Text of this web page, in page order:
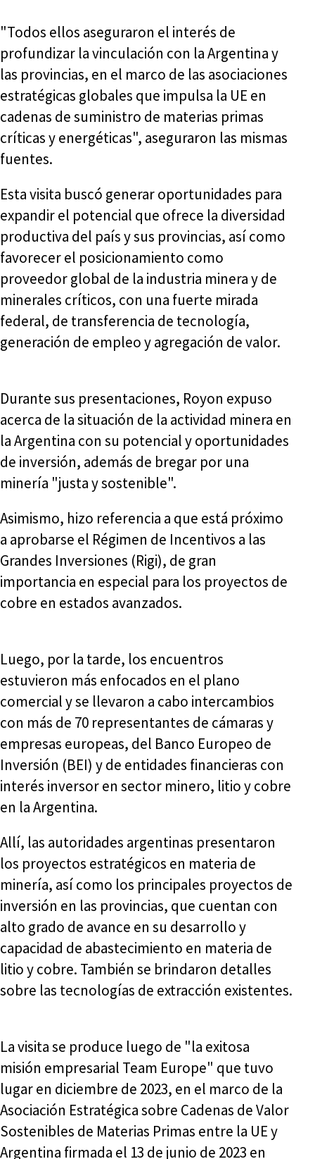
"Todos ellos aseguraron el interés de
profundizar la vinculación con la Argentina y
las provincias, en el marco de las asociaciones
estratégicas globales que impulsa la UE en
cadenas de suministro de materias primas
críticas y energéticas", aseguraron las mismas
fuentes.
Esta visita buscó generar oportunidades para
expandir el potencial que ofrece la diversidad
productiva del país y sus provincias, así como
favorecer el posicionamiento como
proveedor global de la industria minera y de
minerales críticos, con una fuerte mirada
federal, de transferencia de tecnología,
generación de empleo y agregación de valor.
Durante sus presentaciones, Royon expuso
acerca de la situación de la actividad minera en
la Argentina con su potencial y oportunidades
de inversión, además de bregar por una
minería "justa y sostenible".
Asimismo, hizo referencia a que está próximo
a aprobarse el Régimen de Incentivos a las
Grandes Inversiones (Rigi), de gran
importancia en especial para los proyectos de
cobre en estados avanzados.
Luego, por la tarde, los encuentros
estuvieron más enfocados en el plano
comercial y se llevaron a cabo intercambios
con más de 70 representantes de cámaras y
empresas europeas, del Banco Europeo de
Inversión (BEI) y de entidades financieras con
interés inversor en sector minero, litio y cobre
en la Argentina.
Allí, las autoridades argentinas presentaron
los proyectos estratégicos en materia de
minería, así como los principales proyectos de
inversión en las provincias, que cuentan con
alto grado de avance en su desarrollo y
capacidad de abastecimiento en materia de
litio y cobre. También se brindaron detalles
sobre las tecnologías de extracción existentes.
La visita se produce luego de "la exitosa
misión empresarial Team Europe" que tuvo
lugar en diciembre de 2023, en el marco de la
Asociación Estratégica sobre Cadenas de Valor
Sostenibles de Materias Primas entre la UE y
Argentina firmada el 13 de junio de 2023 en